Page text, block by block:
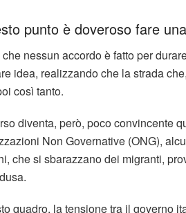
punto è doveroso fare
che nessun accordo è fatto per
idea, realizzando che la strada
così tanto.
diventa, però, poco convincente
Non Governative (ONG),
che si sbarazzano dei migranti,
quadro, la tensione tra il governo